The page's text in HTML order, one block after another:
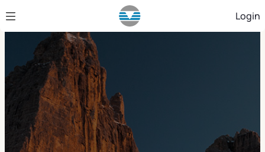
Zum Hauptinhalt springen Login